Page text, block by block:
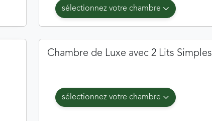
sélectionnez votre chambre
Chambre de Luxe avec 2 Lits Simples
sélectionnez votre chambre